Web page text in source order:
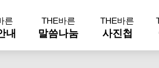
른
내
THE바른
말씀나눔
THE바른
사진첩